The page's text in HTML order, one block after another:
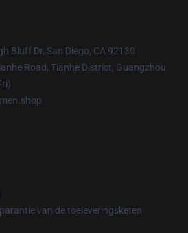
Bluff Dr, San Diego, CA 92130
Road, Tianhe District, Guangzhou
van de toeleveringsketen